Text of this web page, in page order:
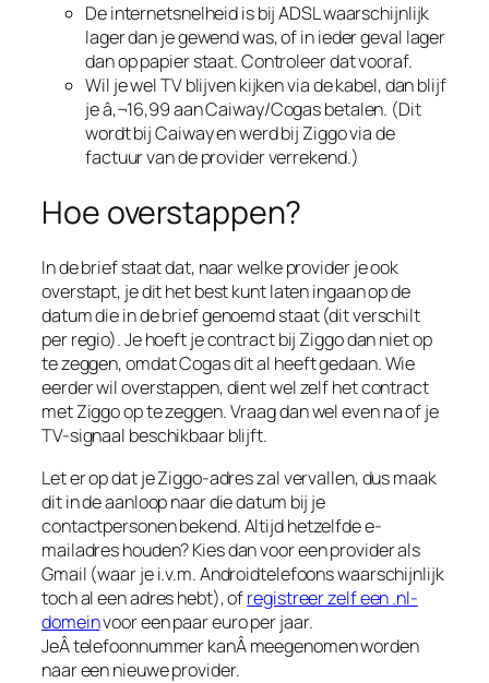
De internetsnelheid is bij ADSL waarschijnlijk
lager dan je gewend was, of in ieder geval lager
dan op papier staat. Controleer dat vooraf.
Wil je wel TV blijven kijken via de kabel, dan blijf
je â‚¬16,99 aan Caiway/Cogas betalen. (Dit
wordt bij Caiway en werd bij Ziggo via de
factuur van de provider verrekend.)
Hoe overstappen?
In de brief staat dat, naar welke provider je ook
overstapt, je dit het best kunt laten ingaan op de
datum die in de brief genoemd staat (dit verschilt
per regio). Je hoeft je contract bij Ziggo dan niet op
te zeggen, omdat Cogas dit al heeft gedaan. Wie
eerder wil overstappen, dient wel zelf het contract
met Ziggo op te zeggen. Vraag dan wel even na of je
TV-signaal beschikbaar blijft.
Let er op dat je Ziggo-adres zal vervallen, dus maak
dit in de aanloop naar die datum bij je
contactpersonen bekend. Altijd hetzelfde e-
mailadres houden? Kies dan voor een provider als
Gmail (waar je i.v.m. Androidtelefoons waarschijnlijk
toch al een adres hebt), ofregistreer zelf een .nl-
domeinvoor een paar euro per jaar.
JeÂ telefoonnummer kanÂ meegenomen worden
naar een nieuwe provider.